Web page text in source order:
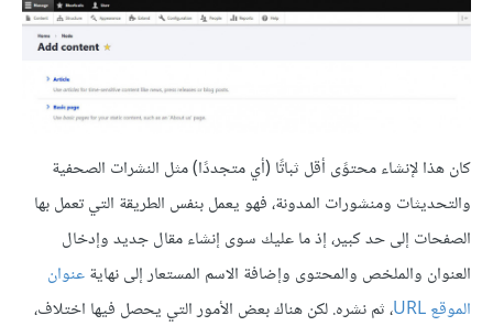
كان هذا لإنشاء محتوًى أقل ثباتًا (أي متجددًا) مثل النشرات الصحفية
والتحديثات ومنشورات المدونة، فهو يعمل بنفس الطريقة التي تعمل بها
الصفحات إلى حد كبير، إذ ما عليك سوى إنشاء مقال جديد وإدخال
العنوان والملخص والمحتوى وإضافة الاسم المستعار إلى نهايةعنوان
الموقع URL
، ثم نشره. لكن هناك بعض الأمور التي يحصل فيها اختلاف،